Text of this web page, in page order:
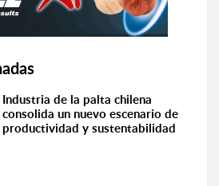
Industria de la palta chilena
consolida un nuevo escenario de
productividad y sustentabilidad